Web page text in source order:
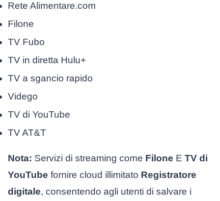
Rete Alimentare.com
Filone
TV Fubo
TV in diretta Hulu+
TV a sgancio rapido
Vidego
TV di YouTube
TV AT&T
Nota: Servizi di streaming come Filone E TV di
YouTube fornire cloud illimitato Registratore
digitale, consentendo agli utenti di salvare i